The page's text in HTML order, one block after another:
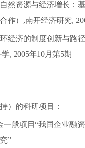
自然资源与经济增长：
作）,南开经济研究,
环经济的制度创新与路
, 2005年10月第5期
）的科研项目：
一般项目“我国企业融
”